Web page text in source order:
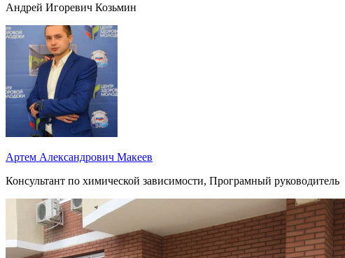
Андрей Игоревич Козьмин
Артем Александрович Макеев
Консультант по химической зависимости, Програмный руководитель